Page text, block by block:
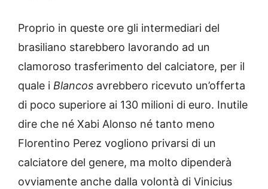
Proprio in queste ore gli intermediari del
brasiliano starebbero lavorando ad un
clamoroso trasferimento del calciatore, per il
quale i Blancos avrebbero ricevuto un’offerta
di poco superiore ai 130 milioni di euro. Inutile
dire che né Xabi Alonso né tanto meno
Florentino Perez vogliono privarsi di un
calciatore del genere, ma molto dipenderà
ovviamente anche dalla volontà di Vinicius